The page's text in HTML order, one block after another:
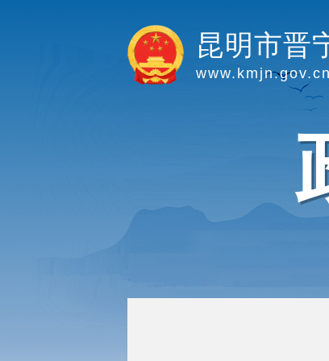
昆明市晋
www.kmjn.gov.cn